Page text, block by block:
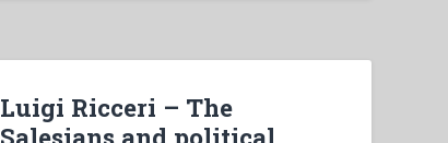
Luigi Ricceri – The